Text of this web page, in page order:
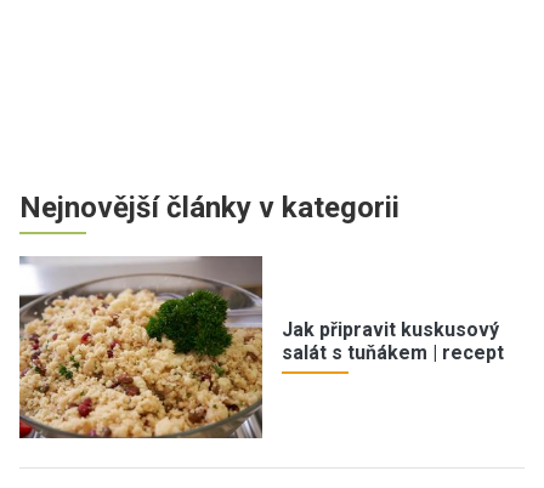
Nejnovější články v kategorii
Jak připravit kuskusový
salát s tuňákem | recept